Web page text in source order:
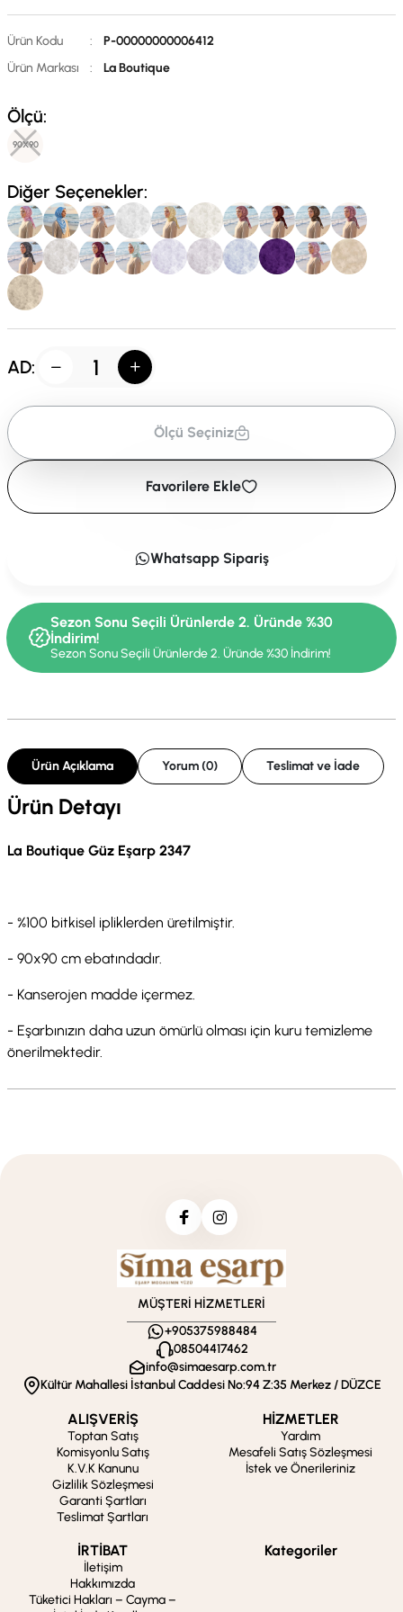
Ürün Kodu :
P-00000000006412
Ürün Markası
: La Boutique
Ölçü:
90X90
Diğer Seçenekler:
AD:
Ölçü Seçiniz
Favorilere Ekle
Whatsapp Sipariş
Sezon Sonu Seçili Ürünlerde 2. Üründe %30
İndirim!
Sezon Sonu Seçili Ürünlerde 2. Üründe %30 İndirim!
Ürün Açıklama Yorum (0) Teslimat ve İade
Ürün Detayı
La Boutique Güz Eşarp 2347
- %100 bitkisel ipliklerden üretilmiştir.
- 90x90 cm ebatındadır.
- Kanserojen madde içermez.
- Eşarbınızın daha uzun ömürlü olması için kuru temizleme
önerilmektedir.
MÜŞTERİ HİZMETLERİ
+905375988484
08504417462
info@simaesarp.com.tr
Kültür Mahallesi İstanbul Caddesi No:94 Z:35 Merkez / DÜZCE
ALIŞVERİŞ
Toptan Satış
Komisyonlu Satış
K.V.K Kanunu
Gizlilik Sözleşmesi
Garanti Şartları
Teslimat Şartları
HİZMETLER
Yardım
Mesafeli Satış Sözleşmesi
İstek ve Önerileriniz
İRTİBAT
İletişim
Hakkımızda
Tüketici Hakları – Cayma –
Kategoriler